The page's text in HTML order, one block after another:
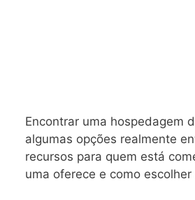
Encontrar uma hospedagem
algumas opções realmente
recursos para quem está
uma oferece e como